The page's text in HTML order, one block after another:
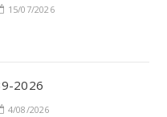
15/07/2026
2026
4/08/2026